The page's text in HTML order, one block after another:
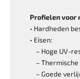
Profielen voor
• Hardheden
• Eisen:
– Hoge UV-
– Thermische
– Goede